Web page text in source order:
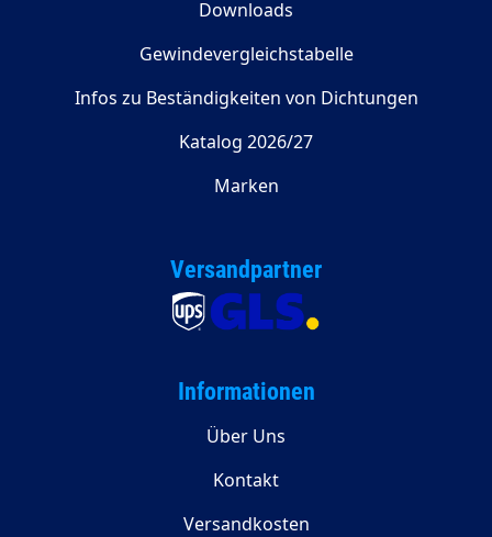
Downloads
Gewindevergleichstabelle
Infos zu Beständigkeiten von Dichtungen
Katalog 2026/27
Marken
Versandpartner
Informationen
Über Uns
Kontakt
Versandkosten